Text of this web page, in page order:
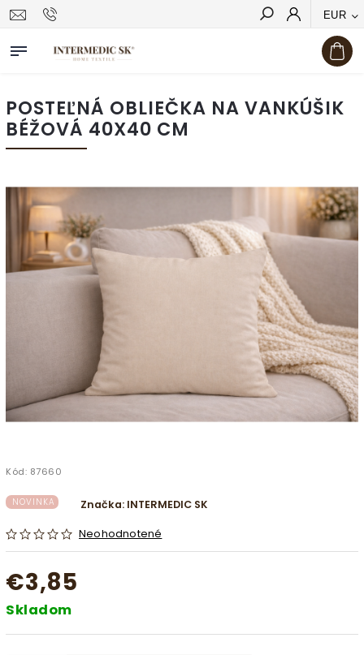
EUR
Hľadať
POSTEĽNÁ OBLIEČKA NA VANKÚŠIK
BÉŽOVÁ 40X40 CM
Kód: 87660
NOVINKA
Neohodnotené
Značka: INTERMEDIC SK
€3,85
Skladom